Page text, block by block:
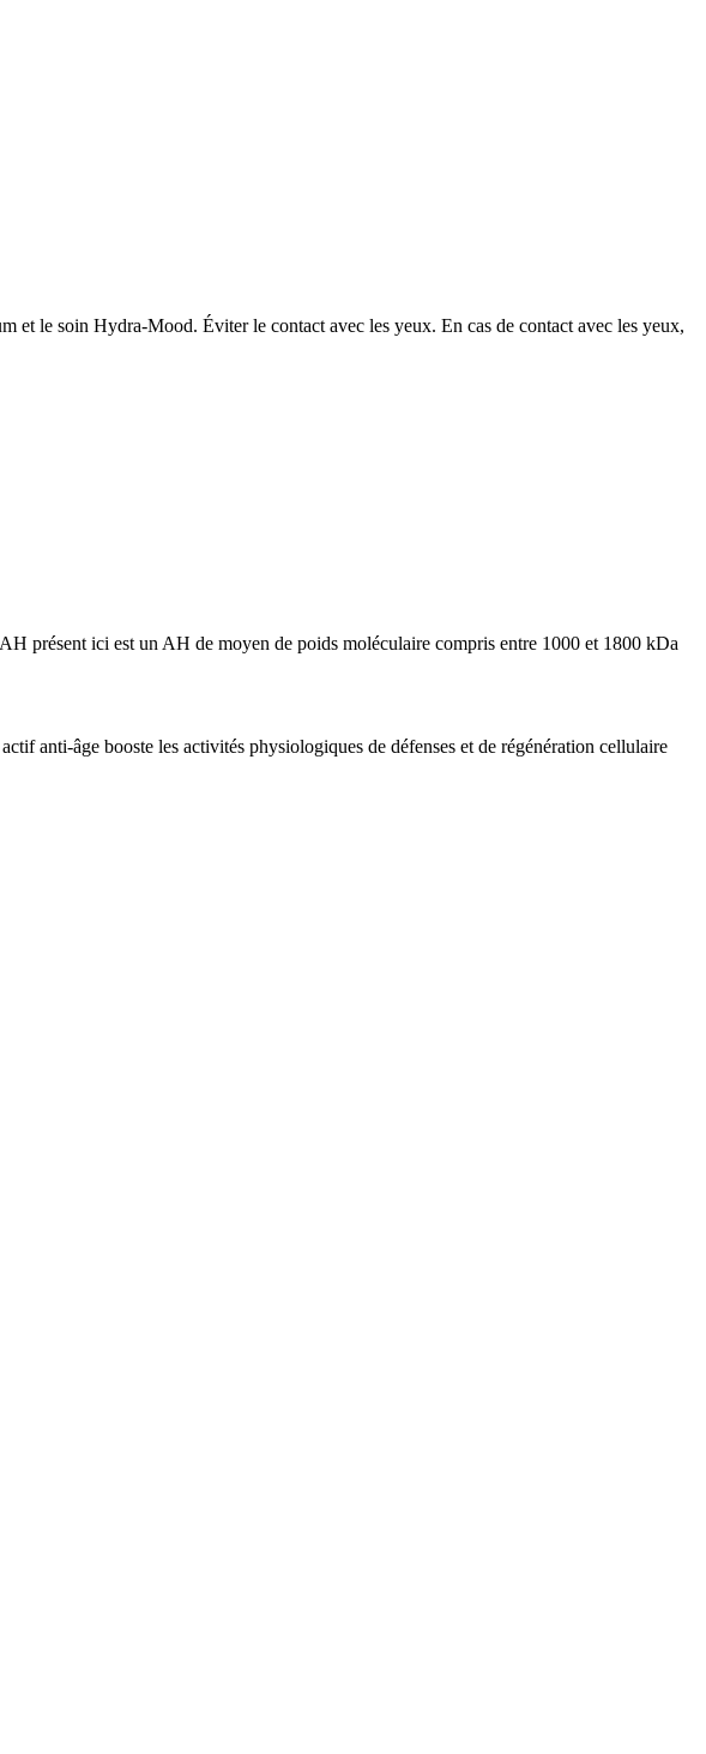
et le soin Hydra-Mood. Éviter le contact avec les yeux. En cas de contact avec les yeux,
présent ici est un AH de moyen de poids moléculaire compris entre 1000 et 1800 kDa
anti-âge booste les activités physiologiques de défenses et de régénération cellulaire